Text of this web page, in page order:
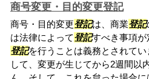
商号変更・目的変更登記
商号・目的変更登記は、商業登記
は法律によって登記すべき事項
登記を行うことは義務とされてい
して、変更が生じてから2週間以